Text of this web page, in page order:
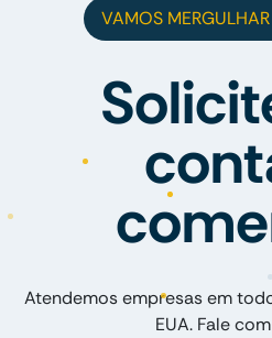
VAMOS
Atendemos empresas em
EUA. Fale